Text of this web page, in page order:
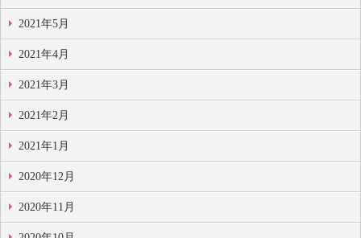
2021年5月
2021年4月
2021年3月
2021年2月
2021年1月
2020年12月
2020年11月